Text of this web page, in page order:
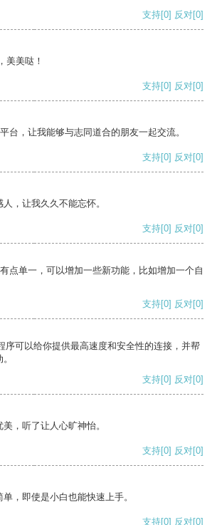
支持[0] 反对[0]
美美哒！
支持[0] 反对[0]
台，让我能够与志同道合的朋友一起交流。
支持[0] 反对[0]
，让我久久不能忘怀。
支持[0] 反对[0]
点单一，可以增加一些新功能，比如增加一个自
支持[0] 反对[0]
序可以给你提供最高速度和安全性的连接，并帮
支持[0] 反对[0]
，听了让人心旷神怡。
支持[0] 反对[0]
，即使是小白也能快速上手。
支持[0] 反对[0]